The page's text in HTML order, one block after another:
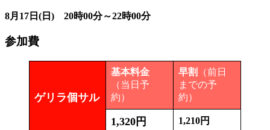
8月17日(日) 20時00分～22時00分
参加費
ゲリラ個サル
基本料金
（当日予
約）
早割
（前日
までの予
約）
1,320円 1,210円